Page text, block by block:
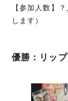
【参加人数】
します）
優勝：リッ